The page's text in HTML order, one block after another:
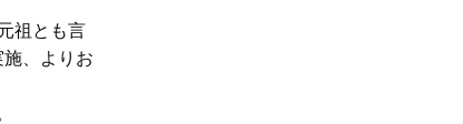
祖とも言
、よりお